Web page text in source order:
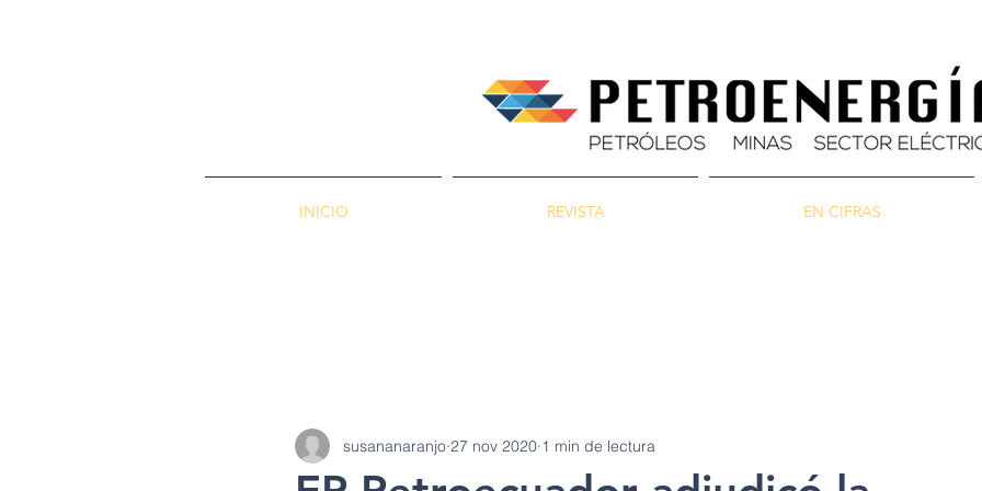
INICIO REVISTA EN CIFRAS
susananaranjo 27 nov 2020 1 min de lectura